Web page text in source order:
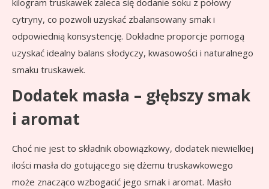
kilogram truskawek zaleca się dodanie soku z połowy
cytryny, co pozwoli uzyskać zbalansowany smak i
odpowiednią konsystencję. Dokładne proporcje pomogą
uzyskać idealny balans słodyczy, kwasowości i naturalnego
smaku truskawek.
Dodatek masła – głębszy smak
i aromat
Choć nie jest to składnik obowiązkowy, dodatek niewielkiej
ilości masła do gotującego się dżemu truskawkowego
może znacząco wzbogacić jego smak i aromat. Masło